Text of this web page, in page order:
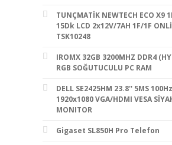
TUNÇMATİK NEWTECH ECO X9
15Dk LCD 2x12V/7AH 1F/1F
TSK10248
IROMX 32GB 3200MHZ DDR4
RGB SOĞUTUCULU PC RAM
DELL SE2425HM 23.8'' 5MS 100Hz
1920x1080 VGA/HDMI VESA
MONITOR
Gigaset SL850H Pro Telefon